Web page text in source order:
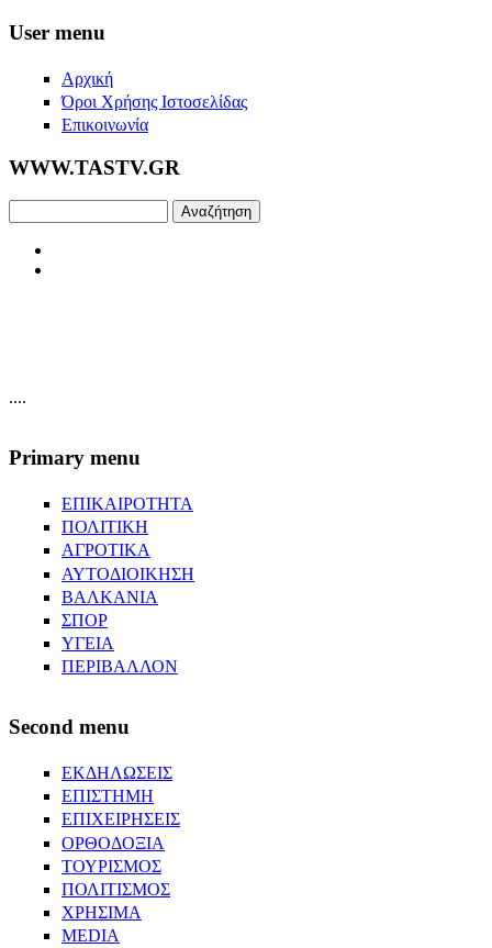
Skip to main content
User menu
Αρχική
Όροι Χρήσης Ιστοσελίδας
Επικοινωνία
WWW.TASTV.GR
....
Primary menu
ΕΠΙΚΑΙΡΟΤΗΤΑ
ΠΟΛΙΤΙΚΗ
ΑΓΡΟΤΙΚΑ
ΑΥΤΟΔΙΟΙΚΗΣΗ
ΒΑΛΚΑΝΙΑ
ΣΠΟΡ
ΥΓΕΙΑ
ΠΕΡΙΒΑΛΛΟΝ
Second menu
ΕΚΔΗΛΩΣΕΙΣ
ΕΠΙΣΤΗΜΗ
ΕΠΙΧΕΙΡΗΣΕΙΣ
ΟΡΘΟΔΟΞΙΑ
ΤΟΥΡΙΣΜΟΣ
ΠΟΛΙΤΙΣΜΟΣ
ΧΡΗΣΙΜΑ
MEDIA